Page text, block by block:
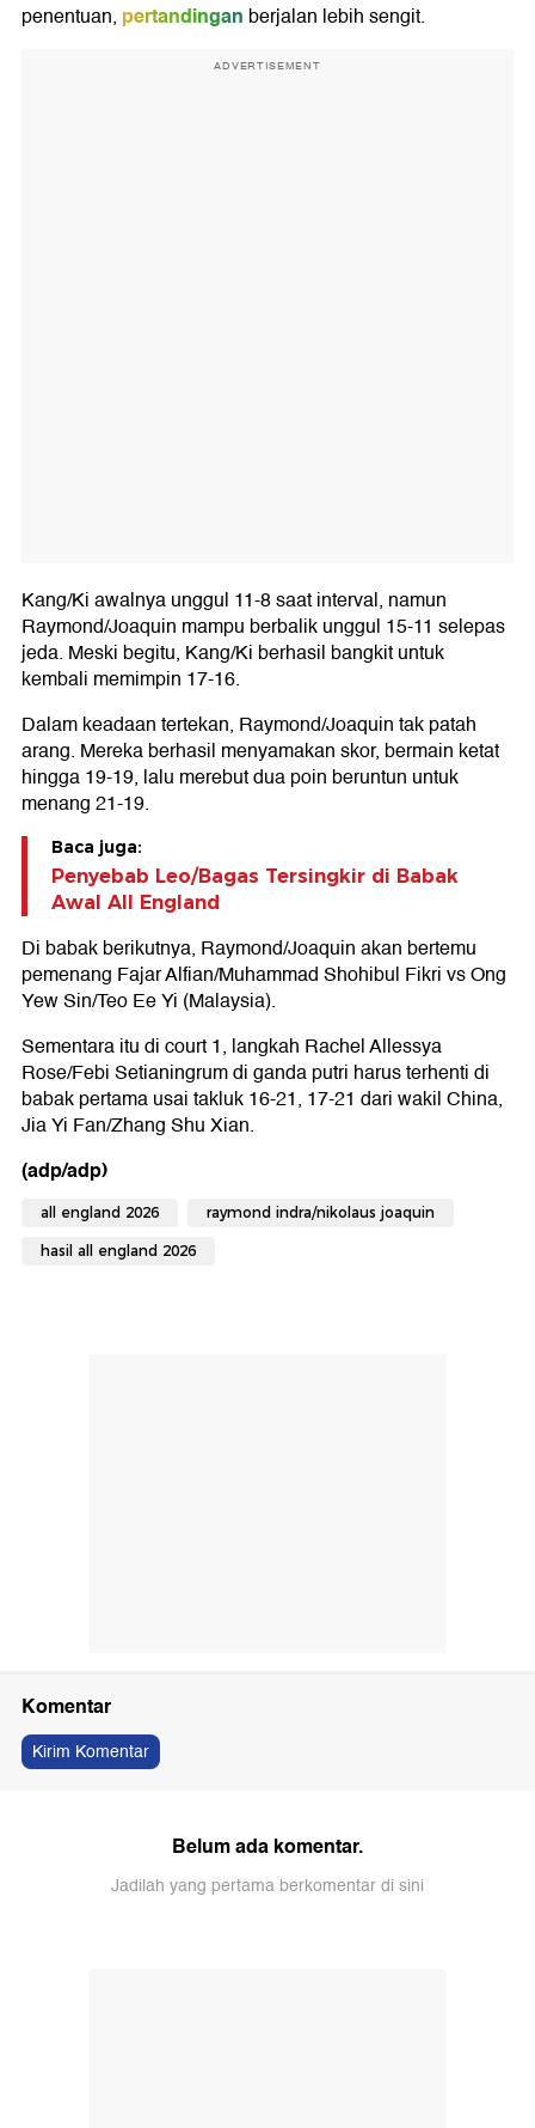
penentuan, pertandingan berjalan lebih sengit.
ADVERTISEMENT
Kang/Ki awalnya unggul 11-8 saat interval, namun
Raymond/Joaquin mampu berbalik unggul 15-11 selepas
jeda. Meski begitu, Kang/Ki berhasil bangkit untuk
kembali memimpin 17-16.
Dalam keadaan tertekan, Raymond/Joaquin tak patah
arang. Mereka berhasil menyamakan skor, bermain ketat
hingga 19-19, lalu merebut dua poin beruntun untuk
menang 21-19.
Baca juga:
Penyebab Leo/Bagas Tersingkir di Babak
Awal All England
Di babak berikutnya, Raymond/Joaquin akan bertemu
pemenang Fajar Alfian/Muhammad Shohibul Fikri vs Ong
Yew Sin/Teo Ee Yi (Malaysia).
Sementara itu di court 1, langkah Rachel Allessya
Rose/Febi Setianingrum di ganda putri harus terhenti di
babak pertama usai takluk 16-21, 17-21 dari wakil China,
Jia Yi Fan/Zhang Shu Xian.
(adp/adp)
all england 2026 raymond indra/nikolaus joaquin
hasil all england 2026
Komentar
Kirim Komentar
Belum ada komentar.
Jadilah yang pertama berkomentar di sini